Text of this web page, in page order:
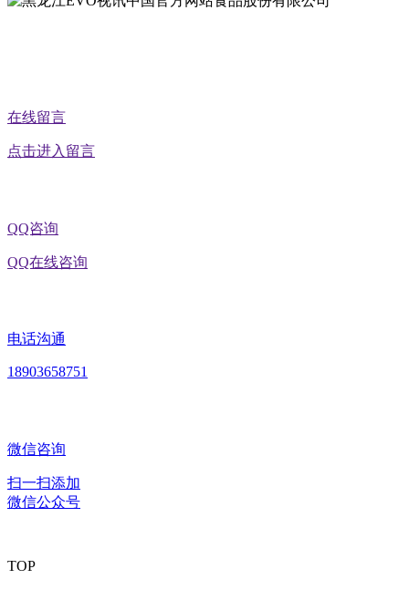
在线留言
点击进入留言
QQ咨询
QQ在线咨询
电话沟通
18903658751
微信咨询
扫一扫添加
微信公众号
TOP